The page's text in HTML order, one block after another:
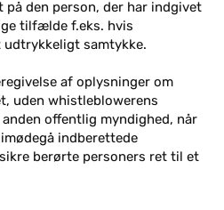
den person, der har indgivet
tilfælde f.eks. hvis
samtykke.
af oplysninger om
uden whistleblowerens
offentlig myndighed, når
indberettede
berørte personers ret til et